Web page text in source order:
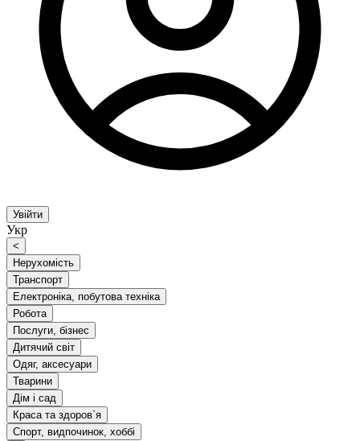
Увійти
Укр
<
Нерухомість
Транспорт
Електроніка, побутова техніка
Робота
Послуги, бізнес
Дитячий світ
Одяг, аксесуари
Тварини
Дім і сад
Краса та здоров`я
Спорт, видпочинок, хоббі